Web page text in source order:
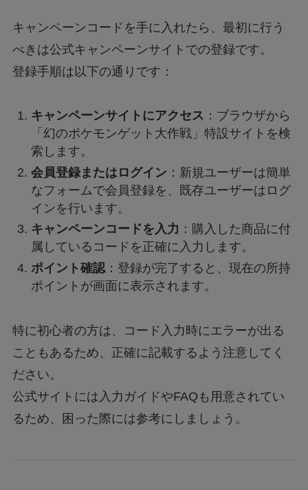
キャンペーンコードを手に入れたら、最初に行う
べきは公式キャンペーンサイトでの登録です。
登録手順は以下の通りです：
キャンペーンサイトにアクセス ：ブラウザから
「幻のポケモンゲット大作戦」特設サイトを検
索します。
会員登録またはログイン ：新規ユーザーは簡単
なフォームで会員登録を、既存ユーザーはログ
インを行います。
キャンペーンコードを入力 ：購入した商品に付
属しているコードを正確に入力します。
ポイント確認：登録が完了すると、現在の所持
ポイントが画面に表示されます。
特に初心者の方は、コード入力時にエラーが出る
こともあるため、正確に記載するよう注意してく
ださい。
公式サイトには入力ガイドやFAQも用意されてい
るため、困った際には参考にしましょう。